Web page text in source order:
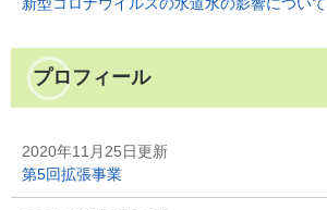
プロフィール
2020年11月25日更新
第5回拡張事業